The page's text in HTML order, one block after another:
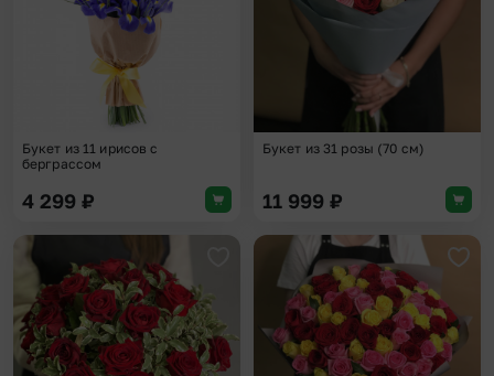
Букет из 11 ирисов с
берграссом
4 299 ₽
Букет из 31 розы (70 см)
11 999 ₽
Добавить в избранное